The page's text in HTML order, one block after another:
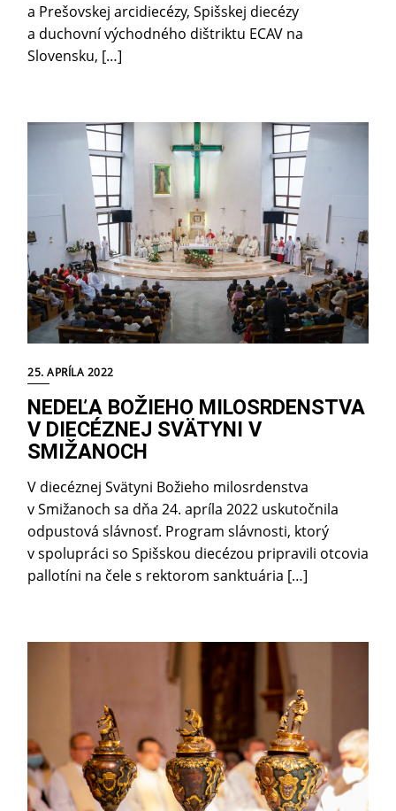
a Prešovskej arcidiecézy, Spišskej diecézy
a duchovní východného dištriktu ECAV na
Slovensku, […]
25. APRÍLA 2022
NEDEĽA BOŽIEHO MILOSRDENSTVA
V DIECÉZNEJ SVÄTYNI V
SMIŽANOCH
V diecéznej Svätyni Božieho milosrdenstva
v Smižanoch sa dňa 24. apríla 2022 uskutočnila
odpustová slávnosť. Program slávnosti, ktorý
v spolupráci so Spišskou diecézou pripravili otcovia
pallotíni na čele s rektorom sanktuária […]